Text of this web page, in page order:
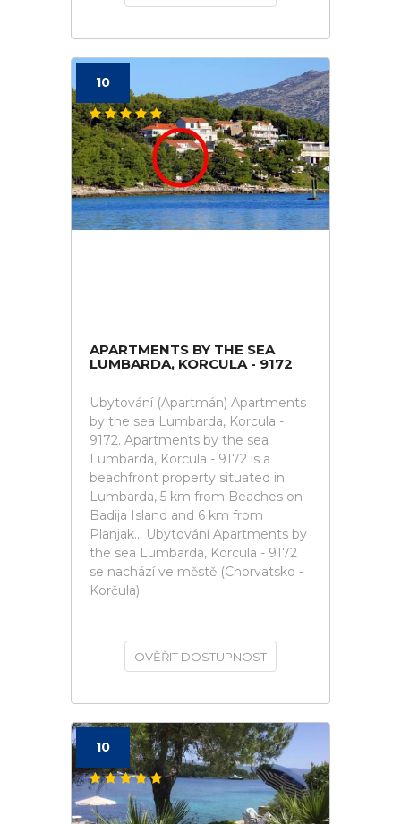
10
APARTMENTS BY THE SEA
LUMBARDA, KORCULA - 9172
Ubytování (Apartmán) Apartments
by the sea Lumbarda, Korcula -
9172. Apartments by the sea
Lumbarda, Korcula - 9172 is a
beachfront property situated in
Lumbarda, 5 km from Beaches on
Badija Island and 6 km from
Planjak... Ubytování Apartments by
the sea Lumbarda, Korcula - 9172
se nachází ve městě (Chorvatsko -
Korčula).
OVĚŘIT DOSTUPNOST
10